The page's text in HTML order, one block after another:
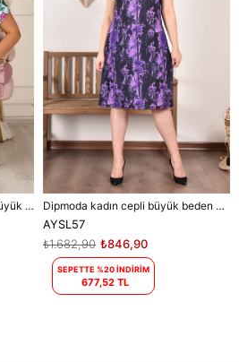
Dipmoda kadın bisiklet yaka büyük beden elbise DPAYSL43 - Mavi
Dipmoda kadın cepli büyük beden elbise DPAYSL57 - Mor
AYSL57
₺846,90
₺1.682,90
SEPETTE %20 İNDİRİM
677,52 TL